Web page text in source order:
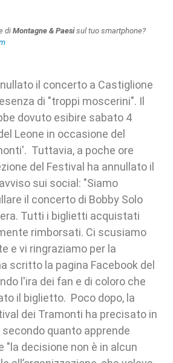
di Montagne & Paesisul tuo smartphone?
il concerto a Castiglione
di "troppi moscerini". Il
dovuto esibire sabato 4
Leone in occasione del
Tuttavia, a poche ore
del Festival ha annullato il
sui social: "Siamo
il concerto di Bobby Solo
Tutti i biglietti acquistati
rimborsati. Ci scusiamo
e vi ringraziamo per la
scritto la pagina Facebook del
l'ira dei fan e di coloro che
il biglietto. Poco dopo, la
dei Tramonti ha precisato in
quanto apprende
"la decisione non è in alcun